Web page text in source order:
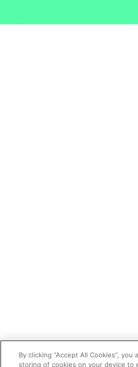
By clicking “Accept All Cookies”, you
storing of cookies on your device to